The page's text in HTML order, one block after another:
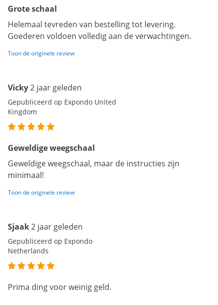
Grote schaal
Helemaal tevreden van bestelling tot levering.
Goederen voldoen volledig aan de verwachtingen.
Toon de originele review
Vicky2 jaar geleden
Gepubliceerd op Expondo United
Kingdom
Geweldige weegschaal
Geweldige weegschaal, maar de instructies zijn
minimaal!
Toon de originele review
Sjaak2 jaar geleden
Gepubliceerd op Expondo
Netherlands
Prima ding voor weinig geld.